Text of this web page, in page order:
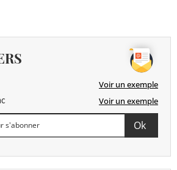
Voir un exemple
Voir un exemple